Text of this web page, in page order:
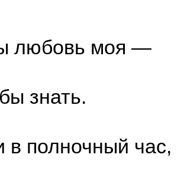
любовь моя —
знать.
в полночный час,